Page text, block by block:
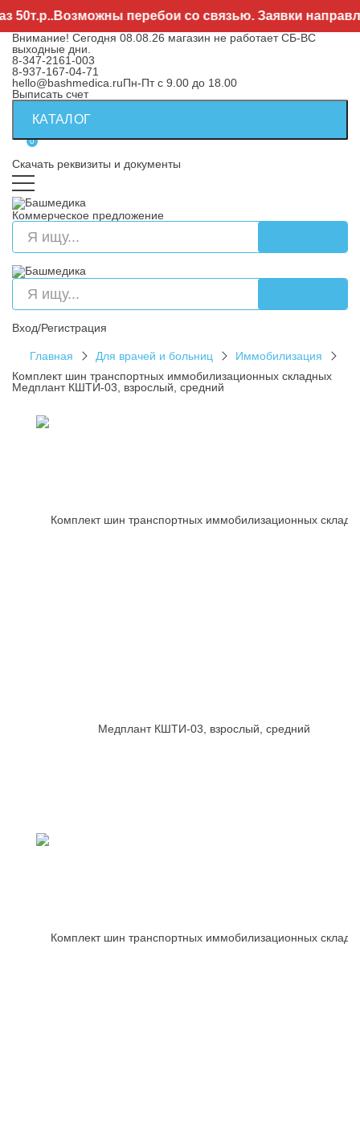
перебои со связью. Заявки
Внимание! Сегодня 08.08.26 магазин не работает СБ-ВС
выходные дни.
8-347-2161-003
8-937-167-04-71
hello@bashmedica.ruПн-Пт с 9.00 до 18.00
Выписать счет
КАТАЛОГ
0
Скачать реквизиты и документы
Коммерческое предложение
Вход/Регистрация
Главная Для врачей и больниц
Иммобилизация
Комплект шин транспортных иммобилизационных складных
Медплант КШТИ-03, взрослый, средний